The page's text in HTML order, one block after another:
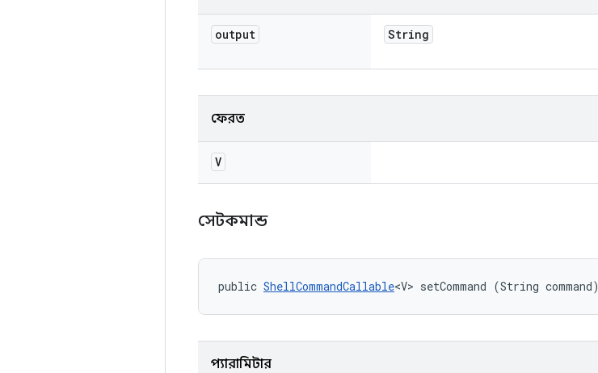
output String
ফেরত
V
সেটকমান্ড
public ShellCommandCallable<V> setCommand (String command)
প্যারামিটার